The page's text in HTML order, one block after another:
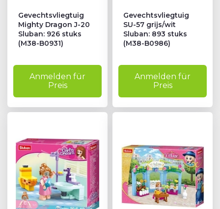
Gevechtsvliegtuig
Mighty Dragon J-20
Sluban: 926 stuks
(M38-B0931)
Anmelden für
Preis
Gevechtsvliegtuig
SU-57 grijs/wit
Sluban: 893 stuks
(M38-B0986)
Anmelden für
Preis